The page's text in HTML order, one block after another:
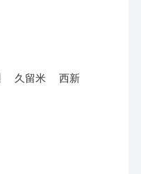
久留米 西新